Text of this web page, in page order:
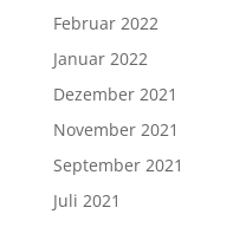
Februar 2022
Januar 2022
Dezember 2021
November 2021
September 2021
Juli 2021